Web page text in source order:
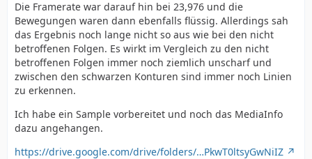
Die Framerate war darauf hin bei 23,976 und die
Bewegungen waren dann ebenfalls flüssig. Allerdings sah
das Ergebnis noch lange nicht so aus wie bei den nicht
betroffenen Folgen. Es wirkt im Vergleich zu den nicht
betroffenen Folgen immer noch ziemlich unscharf und
zwischen den schwarzen Konturen sind immer noch Linien
zu erkennen.
Ich habe ein Sample vorbereitet und noch das MediaInfo
dazu angehangen.
https://drive.google.com/drive/folders/…PkwT0ltsyGwNiIZ